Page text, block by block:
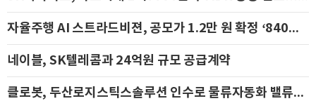
자율주행 AI 스트라드비젼, 공모가 1.2만 원 확정 ‘840억 수혈’
네이블, SK텔레콤과 24억원 규모 공급계약
클로봇, 두산로지스틱스솔루션 인수로 물류자동화 밸류체인 확장 추진 - IBK투자증권